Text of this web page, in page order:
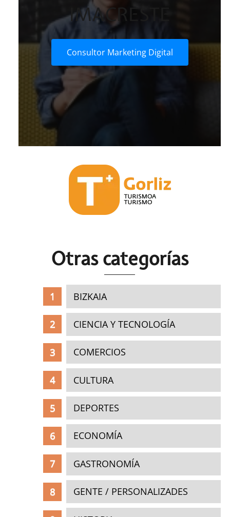
IMACRESTE
Consultor Marketing Digital
Otras categorías
BIZKAIA
CIENCIA Y TECNOLOGÍA
COMERCIOS
CULTURA
DEPORTES
ECONOMÍA
GASTRONOMÍA
GENTE / PERSONALIZADES